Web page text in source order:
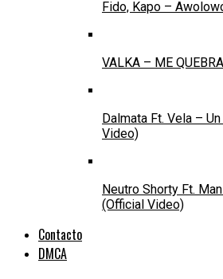
Fido, Kapo –
VALKA – ME
Dalmata Ft. Vela –
Video)
Neutro Shorty Ft.
(Official Video)
Contacto
DMCA